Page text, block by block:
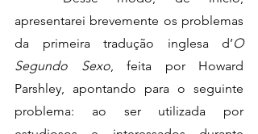
apresentarei brevemente os problemas
da primeira tradução inglesa d’O
Segundo Sexo, feita por Howard
Parshley, apontando para o seguinte
problema: ao ser utilizada por